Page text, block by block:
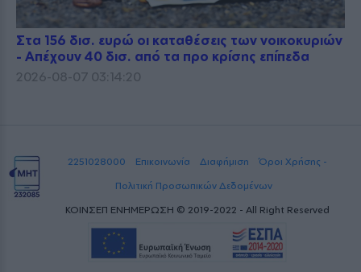
Στα 156 δισ. ευρώ οι καταθέσεις των νοικοκυριών
- Απέχουν 40 δισ. από τα προ κρίσης επίπεδα
2026-08-07 03:14:20
2251028000 Επικοινωνία Διαφήμιση
Όροι Χρήσης -
Πολιτική Προσωπικών Δεδομένων
ΚΟΙΝΣΕΠ ΕΝΗΜΕΡΩΣΗ © 2019-2022 - All Right Reserved